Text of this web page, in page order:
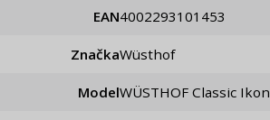
EAN 4002293101453
Značka Wüsthof
Model WÜSTHOF Classic Ikon